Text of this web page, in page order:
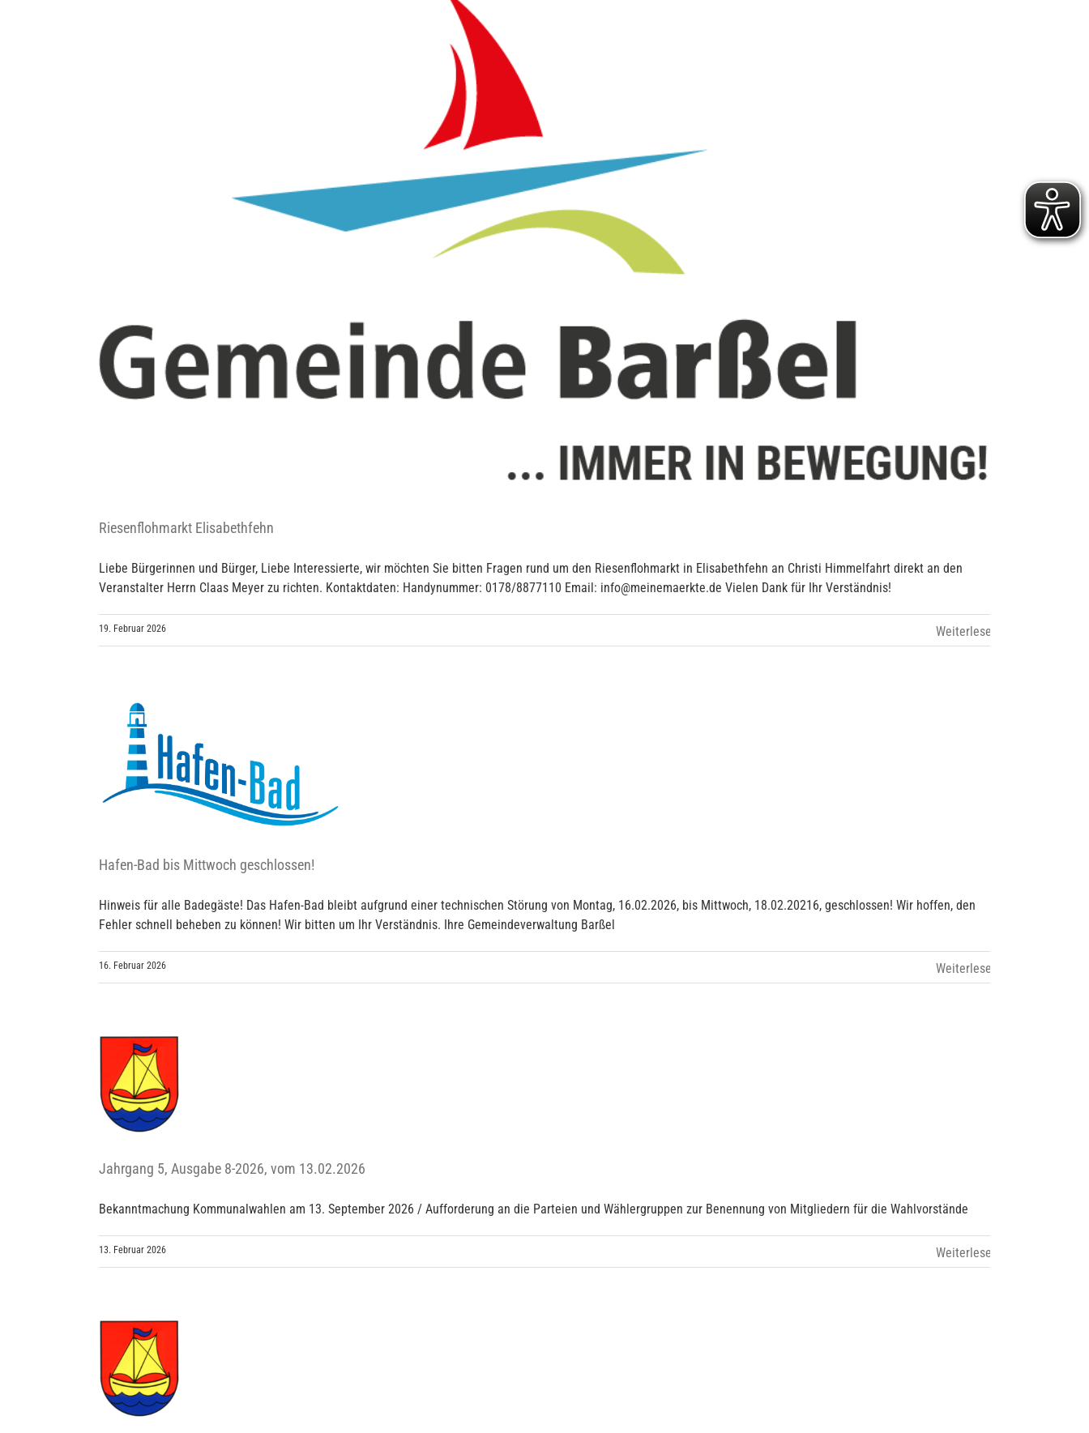
Riesenflohmarkt Elisabethfehn
Liebe Bürgerinnen und Bürger, Liebe Interessierte, wir möchten Sie bitten Fragen rund um den Riesenflohmarkt in Elisabethfehn an Christi Himmelfahrt direkt an den
Veranstalter Herrn Claas Meyer zu richten. Kontaktdaten: Handynummer: 0178/8877110 Email: info@meinemaerkte.de Vielen Dank für Ihr Verständnis!
19. Februar 2026
Hafen-Bad bis Mittwoch geschlossen!
Hinweis für alle Badegäste! Das Hafen-Bad bleibt aufgrund einer technischen Störung von Montag, 16.02.2026, bis Mittwoch, 18.02.20216, geschlossen! Wir hoffen, den
Fehler schnell beheben zu können! Wir bitten um Ihr Verständnis. Ihre Gemeindeverwaltung Barßel
16. Februar 2026
Jahrgang 5, Ausgabe 8-2026, vom 13.02.2026
Bekanntmachung Kommunalwahlen am 13. September 2026 / Aufforderung an die Parteien und Wählergruppen zur Benennung von Mitgliedern für die Wahlvorstände
13. Februar 2026